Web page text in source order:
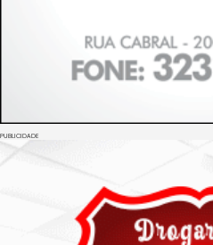
PUBLICIDADE